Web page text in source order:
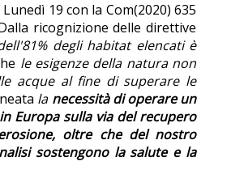
19 con la Com(2020) 635
ricognizione delle direttive
degli habitat elencati è
le esigenze della natura non
acque al fine di superare le
la necessità di operare un
Europa sulla via del recupero
oltre che del nostro
sostengono la salute e la